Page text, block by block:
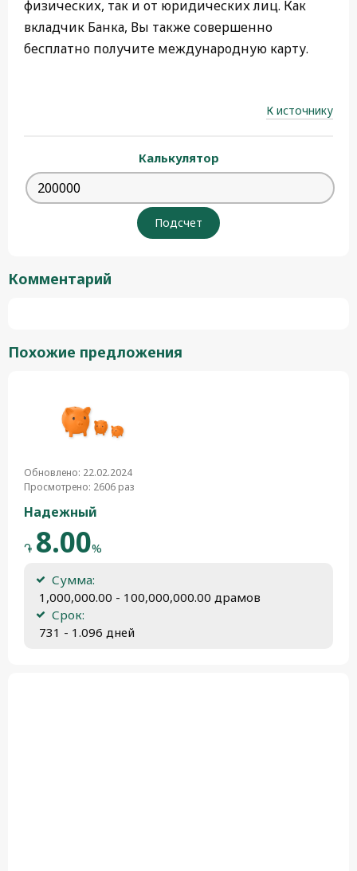
физических, так и от юридических лиц. Как
вкладчик Банка, Вы также совершенно
бесплатно получите международную карту.
К источнику
Калькулятор
Комментарий
Похожие предложения
Обновлено: 22.02.2024
Просмотрено: 2606 раз
Надежный
֏ 8.00%
Сумма:
1,000,000.00 - 100,000,000.00 драмов
Срок:
731 - 1.096 дней